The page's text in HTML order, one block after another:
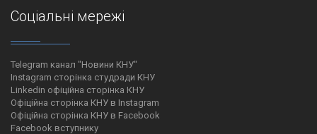
Соціальні мережі
Telegram канал "Новини КНУ"
Instagram сторінка студради КНУ
Linkedin офіційна сторінка КНУ
Офіційна сторінка КНУ в Instagram
Офіційна сторінка КНУ в Facebook
Facebook вступнику